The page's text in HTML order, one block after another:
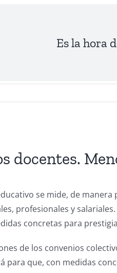
Es la hora
docentes.
se mide, de
profesionales y
concretas para
de los convenios
para que, con medidas